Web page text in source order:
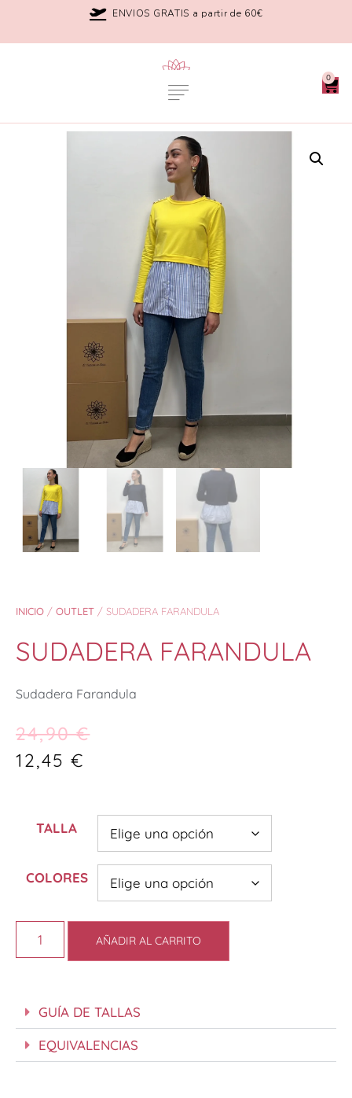
ENVIOS GRATIS a partir de 60€
0
INICIO / OUTLET / SUDADERA FARANDULA
SUDADERA FARANDULA
Sudadera Farandula
24,90€
12,45€
TALLA
COLORES
AÑADIR AL CARRITO
GUÍA DE TALLAS
EQUIVALENCIAS